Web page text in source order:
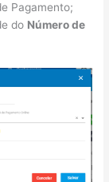
Pagamento;
do Número de